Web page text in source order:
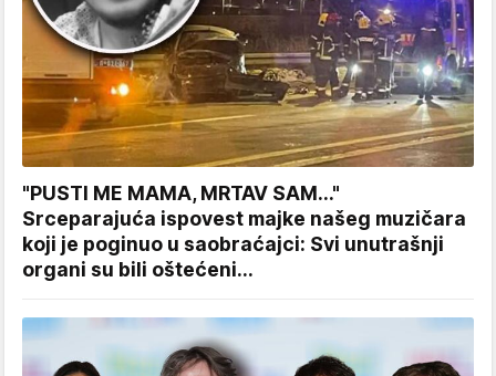
"PUSTI ME MAMA, MRTAV SAM..."
Srceparajuća ispovest majke našeg muzičara
koji je poginuo u saobraćajci: Svi unutrašnji
organi su bili oštećeni...